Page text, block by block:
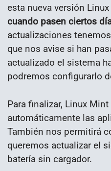
esta nueva versión
cuando pasen ciertos
actualizaciones
que nos avise si han
actualizado el sistema
podremos configurarlo
Para finalizar, Linux
automáticamente las
También nos permitirá
queremos actualizar el
batería sin cargador.